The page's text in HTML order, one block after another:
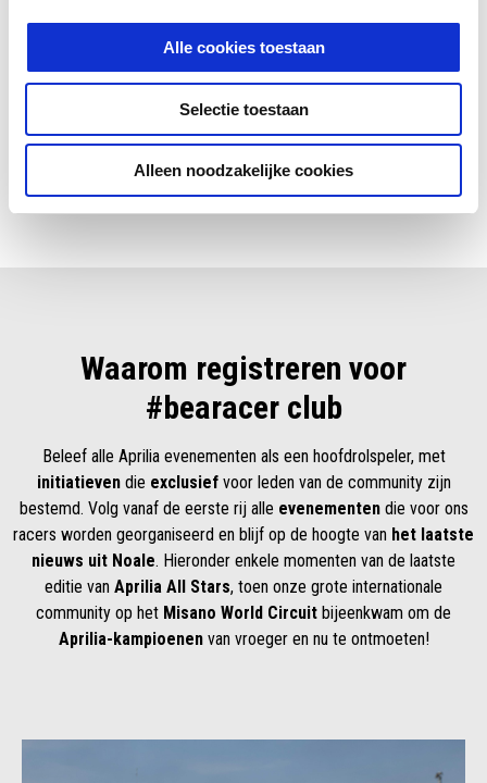
Alle cookies toestaan
Selectie toestaan
Alleen noodzakelijke cookies
speciale aanbiedingen die speciaal voor jou en je motor
NU REGISTREREN
Waarom registreren voor
#bearacer club
Beleef alle Aprilia evenementen als een hoofdrolspeler, met
initiatievendie exclusiefvoor leden van de community zijn
bestemd. Volg vanaf de eerste rij alle evenementendie voor ons
racers worden georganiseerd en blijf op de hoogte van het laatste
nieuws uit Noale. Hieronder enkele momenten van de laatste
editie van Aprilia All Stars, toen onze grote internationale
community op het Misano World Circuit bijeenkwam om de
Aprilia-kampioenenvan vroeger en nu te ontmoeten!